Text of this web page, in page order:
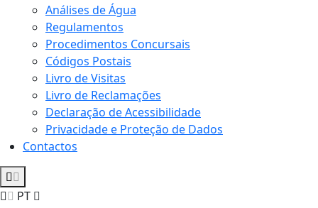
Análises de Água
Regulamentos
Procedimentos Concursais
Códigos Postais
Livro de Visitas
Livro de Reclamações
Declaração de Acessibilidade
Privacidade e Proteção de Dados
Contactos
PT